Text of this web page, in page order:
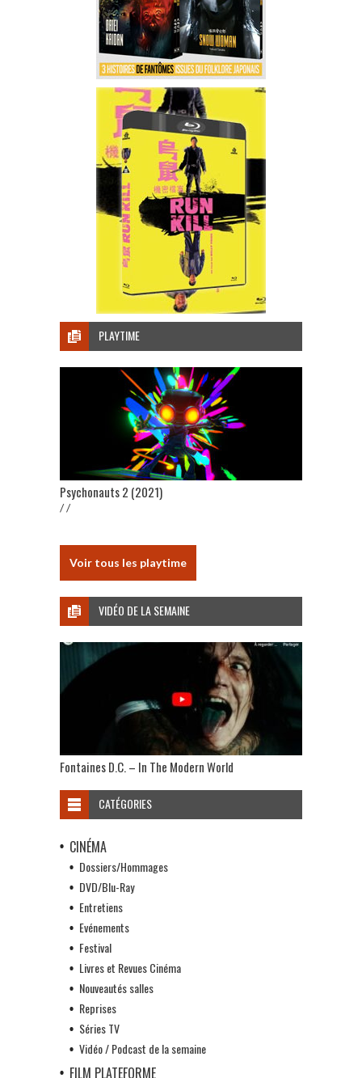
PLAYTIME
Psychonauts 2 (2021)
/ /
Voir tous les playtime
VIDÉO DE LA SEMAINE
Fontaines D.C. – In The Modern World
CATÉGORIES
CINÉMA
Dossiers/Hommages
DVD/Blu-Ray
Entretiens
Evénements
Festival
Livres et Revues Cinéma
Nouveautés salles
Reprises
Séries TV
Vidéo / Podcast de la semaine
FILM PLATEFORME